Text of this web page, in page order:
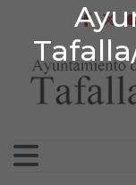
Ir al contenido